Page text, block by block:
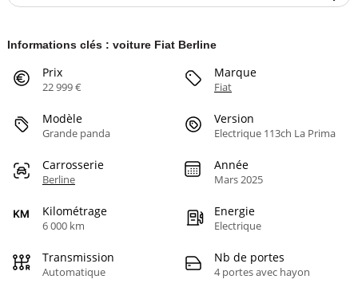
Informations clés : voiture Fiat Berline
Prix
22 999 €
Marque
Fiat
Modèle
Grande panda
Version
Electrique 113ch La Prima
Carrosserie
Berline
Année
Mars 2025
Kilométrage
6 000 km
Energie
Electrique
Transmission
Automatique
Nb de portes
4 portes avec hayon